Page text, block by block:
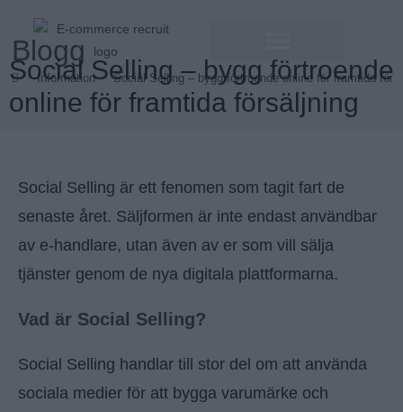
Blogg
> Information > Social Selling – bygg förtroende online för framtida
Social Selling – bygg förtroende
online för framtida försäljning
Social Selling är ett fenomen som tagit fart de
senaste året. Säljformen är inte endast användbar
av e-handlare, utan även av er som vill sälja
tjänster genom de nya digitala plattformarna.
Vad är Social Selling?
Social Selling handlar till stor del om att använda
sociala medier för att bygga varumärke och